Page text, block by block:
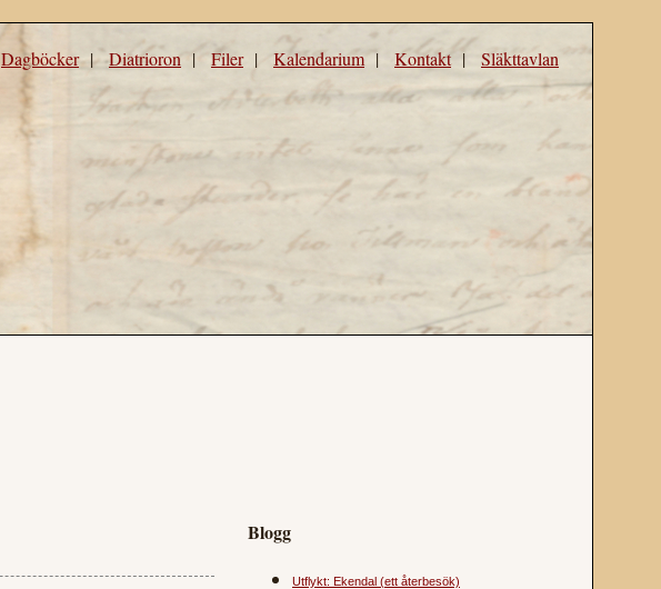
Dagböcker|Diatrioron | Filer| Kalendarium| Kontakt| Släkttavlan
Blogg
Utflykt: Ekendal (ett återbesök)